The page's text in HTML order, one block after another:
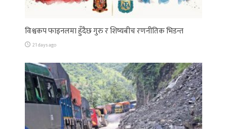
विश्वकप फाइनलमा हुँदैछ गुरु र शिष्यबीच रणनीतिक भिडन्त
21 days ago